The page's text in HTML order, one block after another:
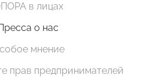
в лицах
о нас
мнение
прав предпринимателей